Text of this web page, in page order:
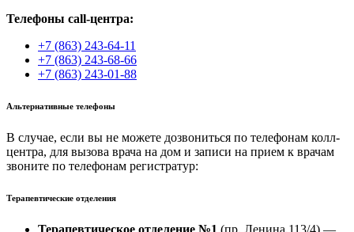
Телефоны call-центра:
+7 (863) 243-64-11
+7 (863) 243-68-66
+7 (863) 243-01-88
Альтернативные телефоны
В случае, если вы не можете дозвониться по телефонам колл-
центра, для вызова врача на дом и записи на прием к врачам
звоните по телефонам регистратур:
Терапевтические отделения
Терапевтическое отделение №1 (пр. Ленина,113/4) —